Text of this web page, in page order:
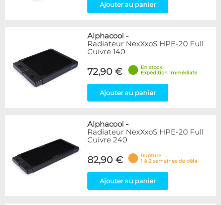
Ajouter au panier
Alphacool -
Radiateur NexXxoS HPE-20 Full
Cuivre 140
72,90 €
En stock
Expédition immédiate
Ajouter au panier
Alphacool -
Radiateur NexXxoS HPE-20 Full
Cuivre 240
82,90 €
Rupture
1 à 2 semaines de délai
Ajouter au panier